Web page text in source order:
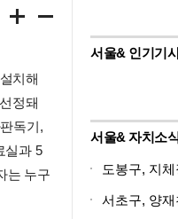
치해
정돼
독기,
실과 5
는 누구
서울& 인기기
서울& 자치소식
도봉구, 지
서초구, 양